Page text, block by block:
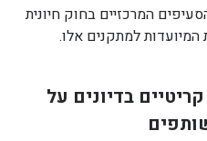
המרכזיים בחוק חיונית
המיועדות למתקנים אלו.
בדיונים על